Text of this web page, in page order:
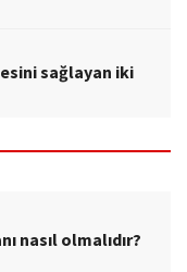
sağlayan iki
nasıl olmalıdır?